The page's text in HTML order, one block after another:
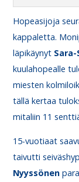
Hopeasijoja
kappaletta.
läpikäynyt
kuulahopealle
miesten
tällä kertaa
mitaliin 11
15-vuotiaat
taivutti
Nyyssönen